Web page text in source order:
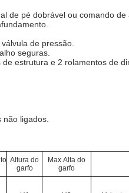
de pé dobrável ou comando de
de pressão.
seguras.
estrutura e 2 rolamentos de
ligados.
Altura do
garfo
Max.Alta do
garfo